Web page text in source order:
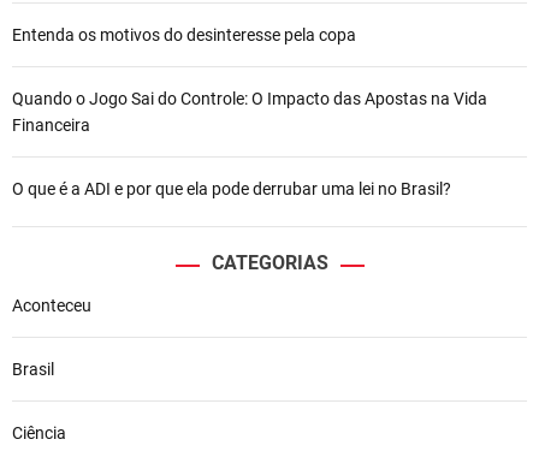
Entenda os motivos do desinteresse pela copa
Quando o Jogo Sai do Controle: O Impacto das Apostas na Vida
Financeira
O que é a ADI e por que ela pode derrubar uma lei no Brasil?
CATEGORIAS
Aconteceu
Brasil
Ciência